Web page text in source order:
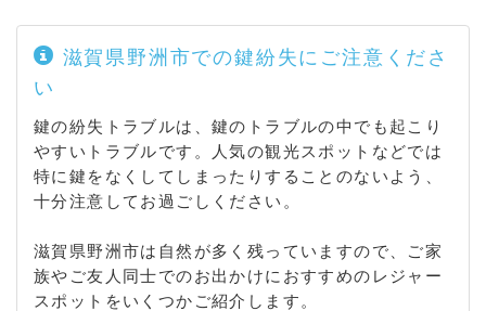
滋賀県野洲市での鍵紛失にご注意くださ
い
鍵の紛失トラブルは、鍵のトラブルの中でも起こり
やすいトラブルです。人気の観光スポットなどでは
特に鍵をなくしてしまったりすることのないよう、
十分注意してお過ごしください。
滋賀県野洲市は自然が多く残っていますので、ご家
族やご友人同士でのお出かけにおすすめのレジャー
スポットをいくつかご紹介します。